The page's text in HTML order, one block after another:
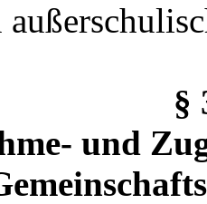
§
und